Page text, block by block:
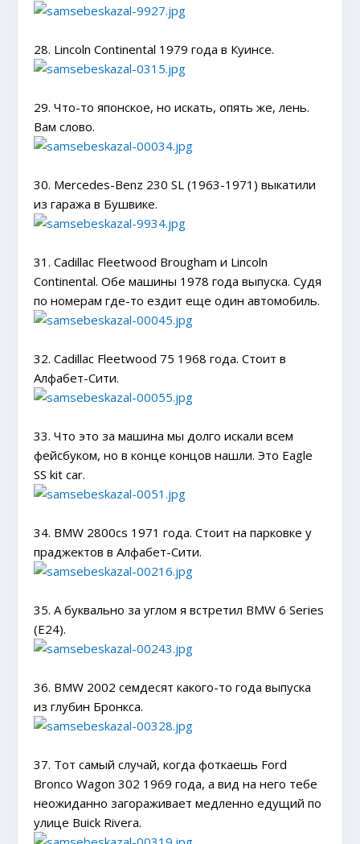
28. Lincoln Continental 1979 года в Куинсе.
29. Что-то японское, но искать, опять же, лень.
Вам слово.
30. Mercedes-Benz 230 SL (1963-1971) выкатили
из гаража в Бушвике.
31. Cadillac Fleetwood Brougham и Lincoln
Continental. Обе машины 1978 года выпуска. Судя
по номерам где-то ездит еще один автомобиль.
32. Cadillac Fleetwood 75 1968 года. Стоит в
Алфабет-Сити.
33. Что это за машина мы долго искали всем
фейсбуком, но в конце концов нашли. Это Eagle
SS kit car.
34. BMW 2800cs 1971 года. Стоит на парковке у
праджектов в Алфабет-Сити.
35. А буквально за углом я встретил BMW 6 Series
(E24).
36. BMW 2002 семдесят какого-то года выпуска
из глубин Бронкса.
37. Тот самый случай, когда фоткаешь Ford
Bronco Wagon 302 1969 года, а вид на него тебе
неожиданно загораживает медленно едущий по
улице Buick Rivera.